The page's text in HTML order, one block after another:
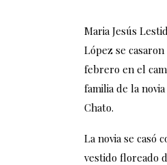
Maria Jesús
López se casaron
febrero en el
familia de la
Chato.
La novia se casó
vestido floreado